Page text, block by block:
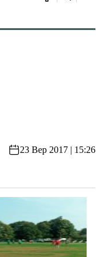
23 Вер 2017 | 15:26